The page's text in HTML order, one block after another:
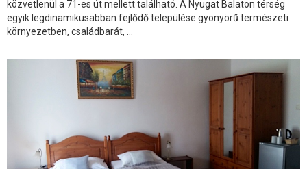
közvetlenül a 71-es út mellett található. A Nyugat Balaton térség
egyik legdinamikusabban fejlődő települése gyönyörű természeti
környezetben, családbarát, ...